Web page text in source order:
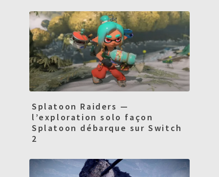
Splatoon Raiders —
l’exploration solo façon
Splatoon débarque sur Switch
2